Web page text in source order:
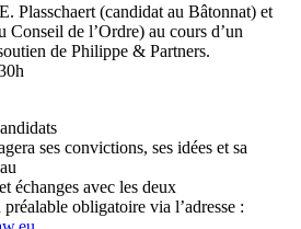
Plasschaert (candidat au Bâtonnat) et
de l’Ordre) au cours d’un
de Philippe & Partners.
ses convictions, ses idées et sa
échanges avec les deux
obligatoire via l’adresse :